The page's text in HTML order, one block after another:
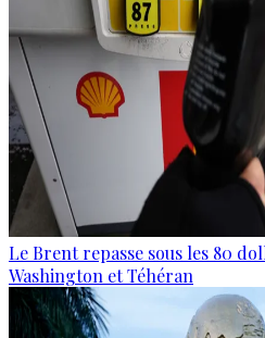
Le Brent repasse sous les 80
Washington et Téhéran